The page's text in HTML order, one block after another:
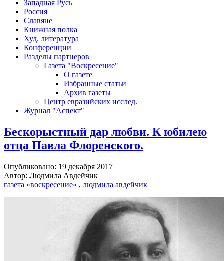
Западная Русь
Россия
Славяне
Книжная полка
Худ. литература
Конференции
Разделы партнеров
Газета "Воскресение"
О газете
Избранные статьи
Архив газеты
Центр евразийских исслед.
Журнал "Аспект"
Бескорыстный дар любви. К юбилею
отца Павла Флоренского.
Опубликовано: 19 декабря 2017
Автор: Людмила Авдейчик
газета «воскресение» , людмила авдейчик